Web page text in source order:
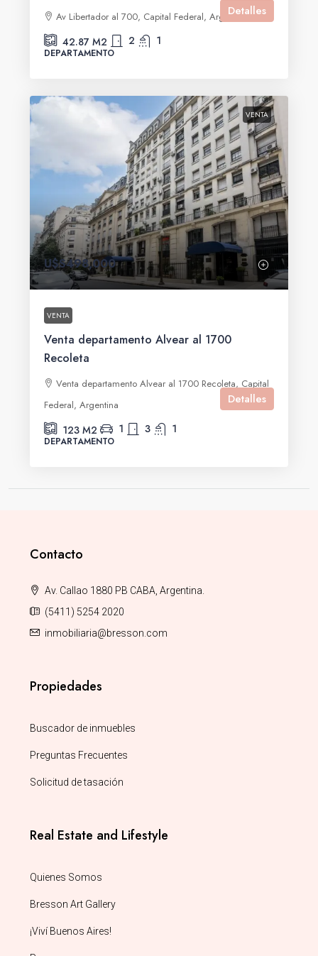
Av Libertador al 700, Capital Federal, Argentina
42.87 M2 2 1
DEPARTAMENTO
Detalles
VENTA
U$S498,000
VENTA
Venta departamento Alvear al 1700
Recoleta
Venta departamento Alvear al 1700 Recoleta, Capital
Federal, Argentina
123 M2 1 3 1
DEPARTAMENTO
Detalles
Contacto
Av. Callao 1880 PB CABA, Argentina.
(5411) 5254 2020
inmobiliaria@bresson.com
Propiedades
Buscador de inmuebles
Preguntas Frecuentes
Solicitud de tasación
Real Estate and Lifestyle
Quienes Somos
Bresson Art Gallery
¡Viví Buenos Aires!